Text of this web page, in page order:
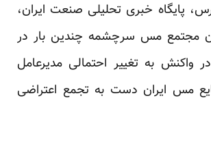
پایگاه خبری تحلیلی صنعت ایران،
مجتمع مس سرچشمه چندین بار در
واکنش به تغییر احتمالی مدیرعامل
مس ایران دست به تجمع اعتراضی